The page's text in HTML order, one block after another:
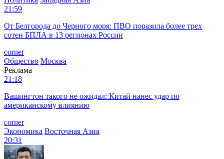
21:59
От Белгорода до Черного моря: ПВО поразила более трех
сотен БПЛА в 13 регионах России
corner
Общество Москва
Реклама
21:18
Вашингтон такого не ожидал: Китай нанес удар по
американскому влиянию
corner
Экономика Восточная Азия
20:31